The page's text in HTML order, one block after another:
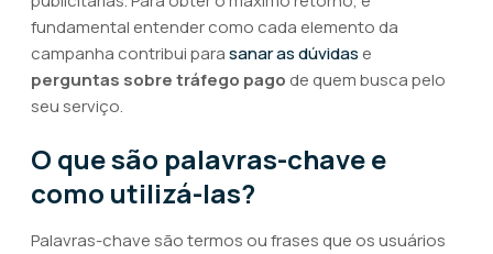
fundamental entender como cada elemento da
campanha contribui parasanar as dúvidas e
perguntas sobre tráfego pago de quem busca pelo
seu serviço.
O que são palavras-chave e
como utilizá-las?
Palavras-chave são termos ou frases que os usuários